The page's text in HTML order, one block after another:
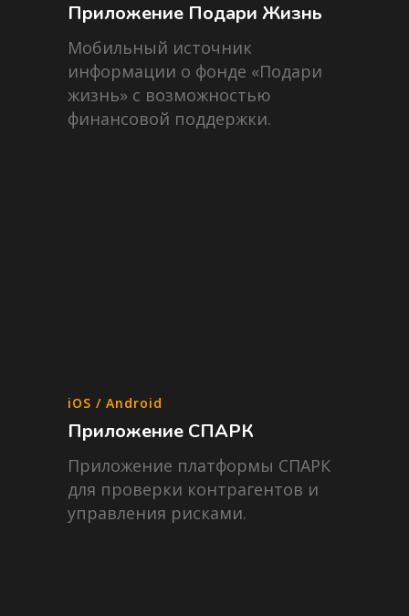
Приложение Подари Жизнь
Мобильный источник
информации о фонде «Подари
жизнь» с возможностью
финансовой поддержки.
iOS / Android
Приложение СПАРК
Приложение платформы СПАРК
для проверки контрагентов и
управления рисками.